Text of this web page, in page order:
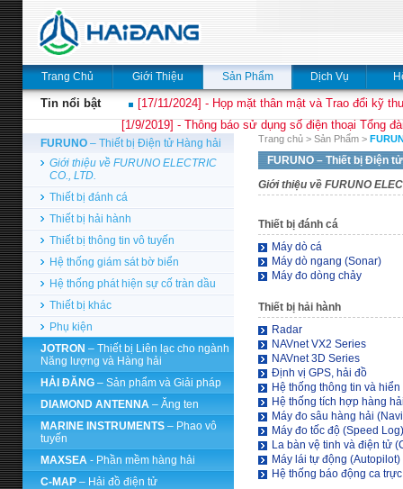
Trang Chủ Giới Thiệu Sản Phẩm Dịch Vụ
Tin nổi bật
[17/11/2024] - Họp mặt thân mật và Trao đổi kỹ
[1/9/2019] - Thông báo sử dụng số điện thoại Tổng
FURUNO – Thiết bị Điện tử Hàng hải
Giới thiệu về FURUNO ELECTRIC
CO., LTD.
Thiết bị đánh cá
Thiết bị hải hành
Thiết bị thông tin vô tuyến
Hệ thống giám sát bờ biển
Hệ thống phát hiện sự cố tràn dầu
Thiết bị khác
Phụ kiện
JOTRON – Thiết bị Liên lạc cho ngành
Năng lượng và Hàng hải
HẢI ĐĂNG – Sản phẩm và Giải pháp
DIAMOND ANTENNA – Ăng ten
MARINE INSTRUMENTS – Phao vô
tuyến
MAXSEA - Phần mềm hàng hải
C-MAP – Hải đồ điện tử
Trang chủ > Sản Phẩm >
FURUNO – Thiết bị Điện
Giới thiệu về FURUNO
Thiết bị đánh cá
Máy dò cá
Máy dò ngang (Sonar)
Máy đo dòng chảy
Thiết bị hải hành
Radar
NAVnet VX2 Series
NAVnet 3D Series
Định vị GPS, hải đồ
Hệ thống thông tin và
Hệ thống tích hợp hàng
Máy đo sâu hàng hải
Máy đo tốc độ (Speed Log)
La bàn vệ tinh và điện tử
Máy lái tự động (Autopilot)
Hệ thống báo động ca